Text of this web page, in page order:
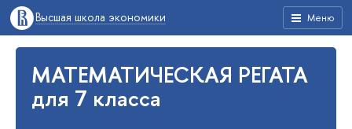
Меню
Высшая школа экономики
МАТЕМАТИЧЕСКАЯ РЕГАТА
для 7 класса